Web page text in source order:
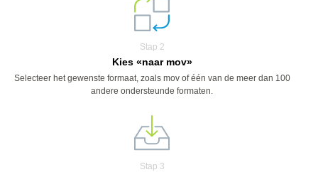
Stap 2
Kies «naar mov»
Selecteer het gewenste formaat, zoals mov of één van de meer dan 100
andere ondersteunde formaten.
Stap 3